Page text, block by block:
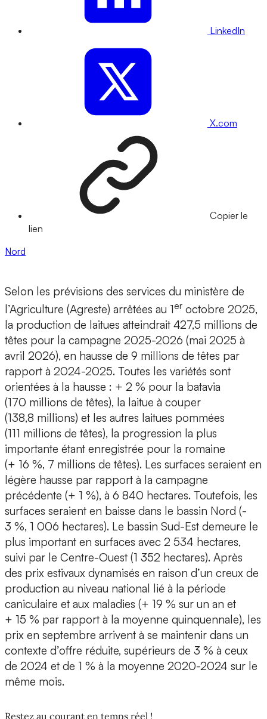
LinkedIn
X.com
Copier le
lien
Nord
Selon les prévisions des services du ministère de
l’Agriculture (Agreste) arrêtées au 1er octobre 2025,
la production de laitues atteindrait 427,5 millions de
têtes pour la campagne 2025-2026 (mai 2025 à
avril 2026), en hausse de 9 millions de têtes par
rapport à 2024-2025. Toutes les variétés sont
orientées à la hausse : + 2 % pour la batavia
(170 millions de têtes), la laitue à couper
(138,8 millions) et les autres laitues pommées
(111 millions de têtes), la progression la plus
importante étant enregistrée pour la romaine
(+ 16 %, 7 millions de têtes). Les surfaces seraient en
légère hausse par rapport à la campagne
précédente (+ 1 %), à 6 840 hectares. Toutefois, les
surfaces seraient en baisse dans le bassin Nord (-
3 %, 1 006 hectares). Le bassin Sud-Est demeure le
plus important en surfaces avec 2 534 hectares,
suivi par le Centre-Ouest (1 352 hectares). Après
des prix estivaux dynamisés en raison d’un creux de
production au niveau national lié à la période
caniculaire et aux maladies (+ 19 % sur un an et
+ 15 % par rapport à la moyenne quinquennale), les
prix en septembre arrivent à se maintenir dans un
contexte d’offre réduite, supérieurs de 3 % à ceux
de 2024 et de 1 % à la moyenne 2020-2024 sur le
même mois.
Restez au courant en temps réel !